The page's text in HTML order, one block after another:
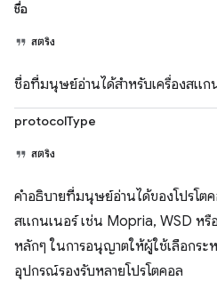
ชื่อ
สตริง
ชื่อที่มนุษย์อ่านได้สำหรับเครื่องสแก
protocolType
สตริง
คำอธิบายที่มนุษย์อ่านได้ของโปรโตค
สแกนเนอร์ เช่น Mopria, WSD ห
หลักๆ ในการอนุญาตให้ผู้ใช้เลือกระห
อุปกรณ์รองรับหลายโปรโตคอล